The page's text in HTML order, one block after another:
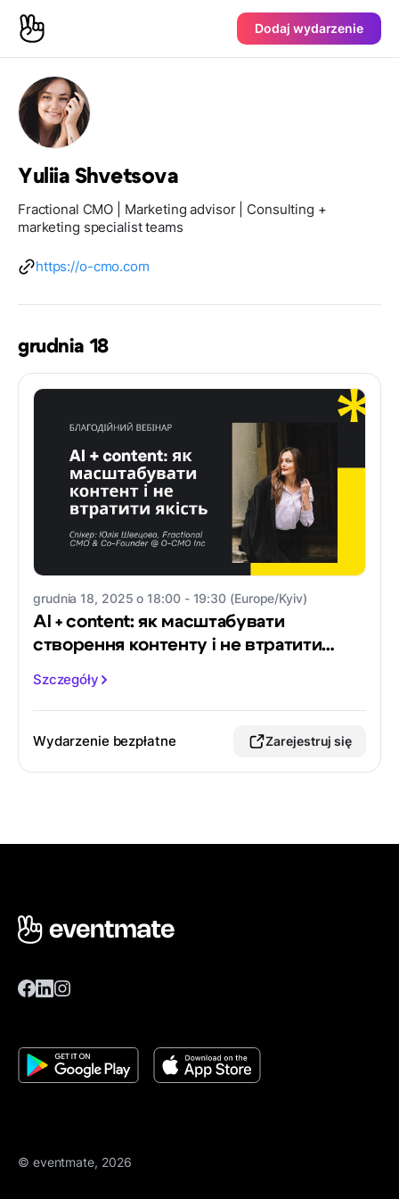
Dodaj wydarzenie
Yuliia Shvetsova
Fractional CMO | Marketing advisor | Consulting +
marketing specialist teams
https://o-cmo.com
grudnia 18
grudnia 18, 2025 o 18:00 - 19:30 (Europe/Kyiv)
AI + content: як масштабувати
створення контенту і не втратити
Szczegóły
Wydarzenie bezpłatne Zarejestruj się
© eventmate, 2026